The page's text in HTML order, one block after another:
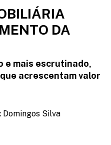
DA
e mais escrutinado,
acrescentam valor
Domingos Silva